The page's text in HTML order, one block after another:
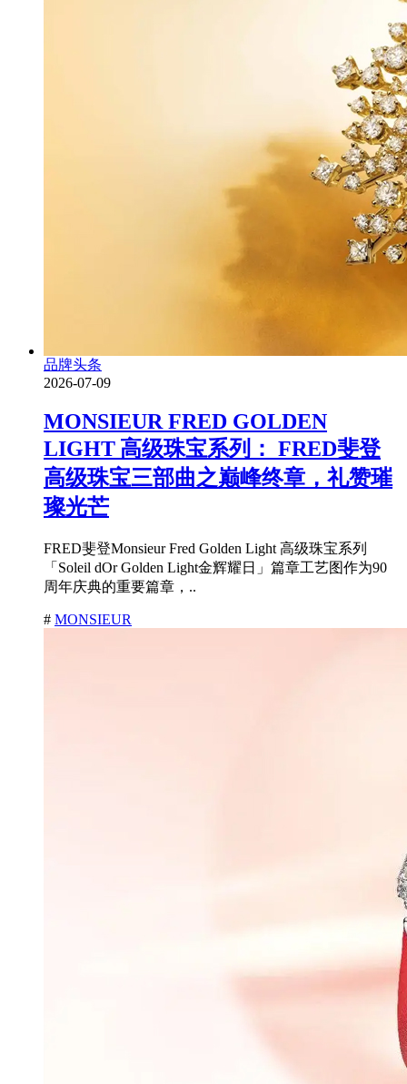
品牌头条
2026-07-09
MONSIEUR FRED GOLDEN
LIGHT 高级珠宝系列： FRED斐登
高级珠宝三部曲之巅峰终章，礼赞璀
璨光芒
FRED斐登Monsieur Fred Golden Light 高级珠宝系列
「Soleil dOr Golden Light金辉耀日」篇章工艺图作为90
周年庆典的重要篇章，..
# MONSIEUR